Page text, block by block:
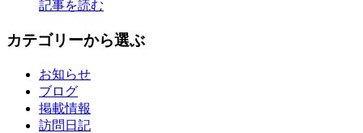
記事を読む
カテゴリーから選ぶ
お知らせ
ブログ
掲載情報
訪問日記